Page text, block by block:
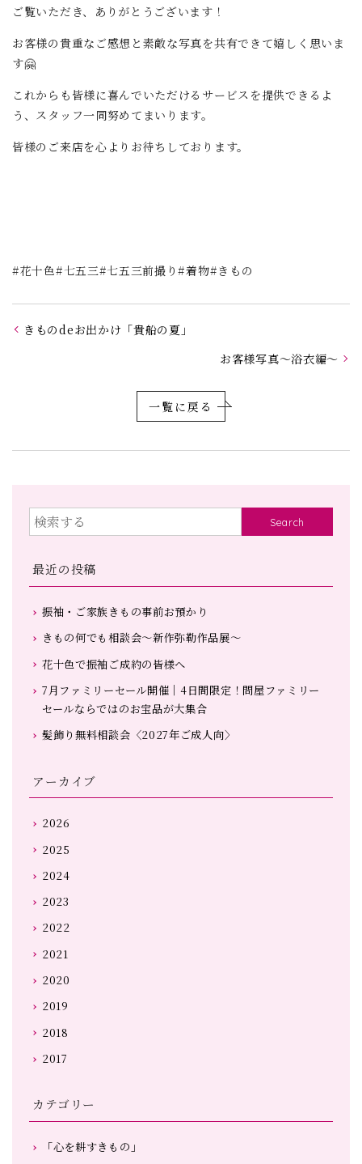
ご覧いただき、ありがとうございます！
お客様の貴重なご感想と素敵な写真を共有できて嬉しく思いま
す🤗
これからも皆様に喜んでいただけるサービスを提供できるよ
う、スタッフ一同努めてまいります。
皆様のご来店を心よりお待ちしております。
#花十色#七五三#七五三前撮り#着物#きもの
きものdeお出かけ「貴船の夏」
お客様写真～浴衣編～
一覧に戻る
Search
最近の投稿
振袖・ご家族きもの事前お預かり
きもの何でも相談会～新作弥勒作品展～
花十色で振袖ご成約の皆様へ
7月ファミリーセール開催｜4日間限定！問屋ファミリー
セールならではのお宝品が大集合
髪飾り無料相談会〈2027年ご成人向〉
アーカイブ
2026
2025
2024
2023
2022
2021
2020
2019
2018
2017
カテゴリー
「心を耕すきもの」